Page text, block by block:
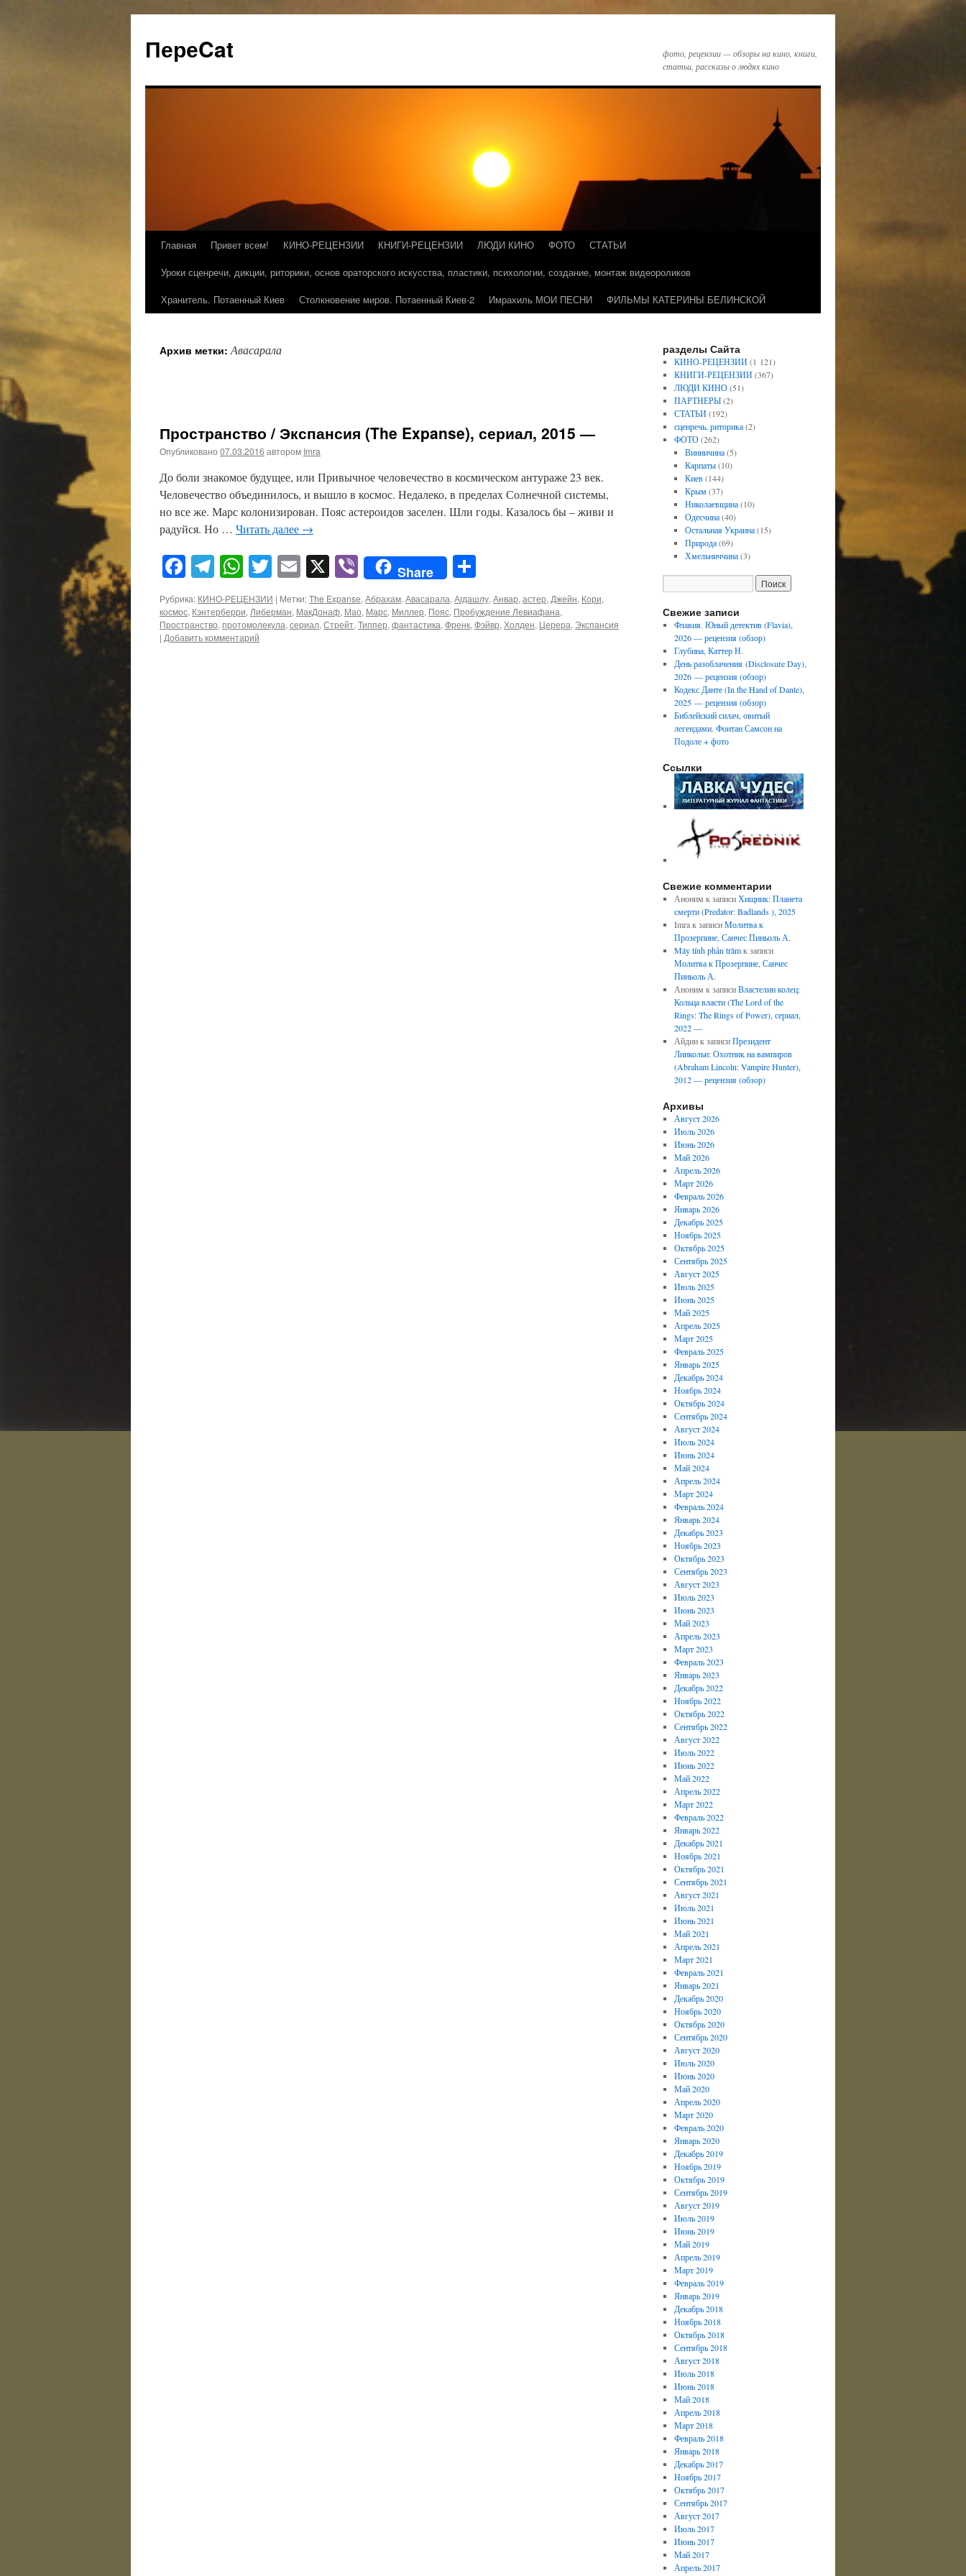
ПереCat
фото, рецензии — обзоры на кино, книги,
статьи, рассказы о людях кино
Главная Привет всем! КИНО-РЕЦЕНЗИИ КНИГИ-РЕЦЕНЗИИ ЛЮДИ КИНО ФОТО
СТАТЬИ
Уроки сценречи, дикции, риторики, основ ораторского искусства, пластики, психологии, создание, монтаж видеороликов
Хранитель. Потаенный Киев
Столкновение миров. Потаенный Киев-2 Имрахиль МОИ ПЕСНИ ФИЛЬМЫ КАТЕРИНЫ БЕЛИНСКОЙ
Архив метки:Авасарала
Пространство / Экспансия (The Expanse), сериал, 2015 —
Опубликовано 07.03.2016 автором Imra
До боли знакомое будущее, или Привычное человечество в космическом антураже 23 век.
Человечество объединилось, и вышло в космос. Недалеко, в пределах Солнечной системы,
но все же. Марс колонизирован. Пояс астероидов заселен. Шли годы. Казалось бы – живи и
радуйся. Но … Читать далее →
Facebook
Telegram
WhatsApp
Twitter
Email
X ViberShare
Рубрика: КИНО-РЕЦЕНЗИИ | Метки:The Expanse,Абрахам,Авасарала,Агдашлу,Анвар,астер,Джейн, Кори,
космос, Кэнтерберри,Либерман, МакДонаф, Мао, Марс, Миллер, Пояс, Пробуждение Левиафана,
Пространство,протомолекула,сериал,Стрейт,Типпер,фантастика,Френк,Фэйвр,Холден, Церера, Экспансия
| Добавить комментарий
разделы Сайта
КИНО-РЕЦЕНЗИИ(1 121)
КНИГИ-РЕЦЕНЗИИ(367)
ЛЮДИ КИНО(51)
ПАРТНЕРЫ(2)
СТАТЬИ(192)
сценречь, риторика(2)
ФОТО(262)
Винничина(5)
Карпаты(10)
Киев(144)
Крым(37)
Николаевщина(10)
Одесчина(40)
Остальная Украина(15)
Природа(69)
Хмельниччина(3)
Свежие записи
Флавия. Юный детектив (Flavia),
2026 — рецензия (обзор)
Глубина, Каттер Н.
День разоблачения (Disclosure Day),
2026 — рецензия (обзор)
Кодекс Данте (In the Hand of Dante),
2025 — рецензия (обзор)
Библейский силач, овитый
легендами. Фонтан Самсон на
Подоле + фото
Ссылки
Свежие комментарии
Аноним к записиХищник: Планета
смерти (Predator: Badlands ), 2025
Imraк записиМолитва к
Прозерпине, Санчес Пиньоль А.
Máy tính phần trămк записи
Молитва к Прозерпине, Санчес
Пиньоль А.
Аноним к записиВластелин колец:
Кольца власти (The Lord of the
Rings: The Rings of Power), сериал,
2022 —
Айдинк записиПрезидент
Линкольн: Охотник на вампиров
(Abraham Lincoln: Vampire Hunter),
2012 — рецензия (обзор)
Архивы
Август 2026
Июль 2026
Июнь 2026
Май 2026
Апрель 2026
Март 2026
Февраль 2026
Январь 2026
Декабрь 2025
Ноябрь 2025
Октябрь 2025
Сентябрь 2025
Август 2025
Июль 2025
Июнь 2025
Май 2025
Апрель 2025
Март 2025
Февраль 2025
Январь 2025
Декабрь 2024
Ноябрь 2024
Октябрь 2024
Сентябрь 2024
Август 2024
Июль 2024
Июнь 2024
Май 2024
Апрель 2024
Март 2024
Февраль 2024
Январь 2024
Декабрь 2023
Ноябрь 2023
Октябрь 2023
Сентябрь 2023
Август 2023
Июль 2023
Июнь 2023
Май 2023
Апрель 2023
Март 2023
Февраль 2023
Январь 2023
Декабрь 2022
Ноябрь 2022
Октябрь 2022
Сентябрь 2022
Август 2022
Июль 2022
Июнь 2022
Май 2022
Апрель 2022
Март 2022
Февраль 2022
Январь 2022
Декабрь 2021
Ноябрь 2021
Октябрь 2021
Сентябрь 2021
Август 2021
Июль 2021
Июнь 2021
Май 2021
Апрель 2021
Март 2021
Февраль 2021
Январь 2021
Декабрь 2020
Ноябрь 2020
Октябрь 2020
Сентябрь 2020
Август 2020
Июль 2020
Июнь 2020
Май 2020
Апрель 2020
Март 2020
Февраль 2020
Январь 2020
Декабрь 2019
Ноябрь 2019
Октябрь 2019
Сентябрь 2019
Август 2019
Июль 2019
Июнь 2019
Май 2019
Апрель 2019
Март 2019
Февраль 2019
Январь 2019
Декабрь 2018
Ноябрь 2018
Октябрь 2018
Сентябрь 2018
Август 2018
Июль 2018
Июнь 2018
Май 2018
Апрель 2018
Март 2018
Февраль 2018
Январь 2018
Декабрь 2017
Ноябрь 2017
Октябрь 2017
Сентябрь 2017
Август 2017
Июль 2017
Июнь 2017
Май 2017
Апрель 2017